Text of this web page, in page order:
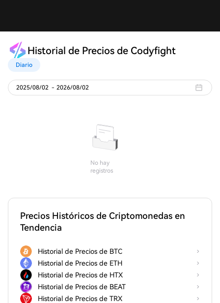
Historial de Precios de Codyfight
Diario
2025/08/02 - 2026/08/02
No hay
registros
Precios Históricos de Criptomonedas en
Tendencia
Historial de Precios de BTC
Historial de Precios de ETH
Historial de Precios de HTX
Historial de Precios de BEAT
Historial de Precios de TRX